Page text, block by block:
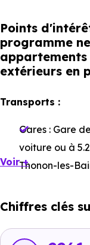
Points
programme
appartements
extérieurs en
Transports :
Gares : Gare
voiture ou à
Thonon-les-
Chablais à
Bus :
Les Miyes
Voir +
Chiffres clés